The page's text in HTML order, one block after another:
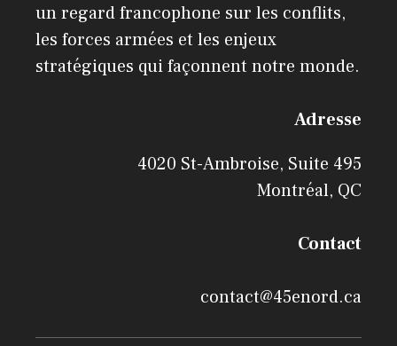
un regard francophone sur les conflits,
les forces armées et les enjeux
stratégiques qui façonnent notre monde.
Adresse
4020 St-Ambroise, Suite 495
Montréal, QC
Contact
contact@45enord.ca